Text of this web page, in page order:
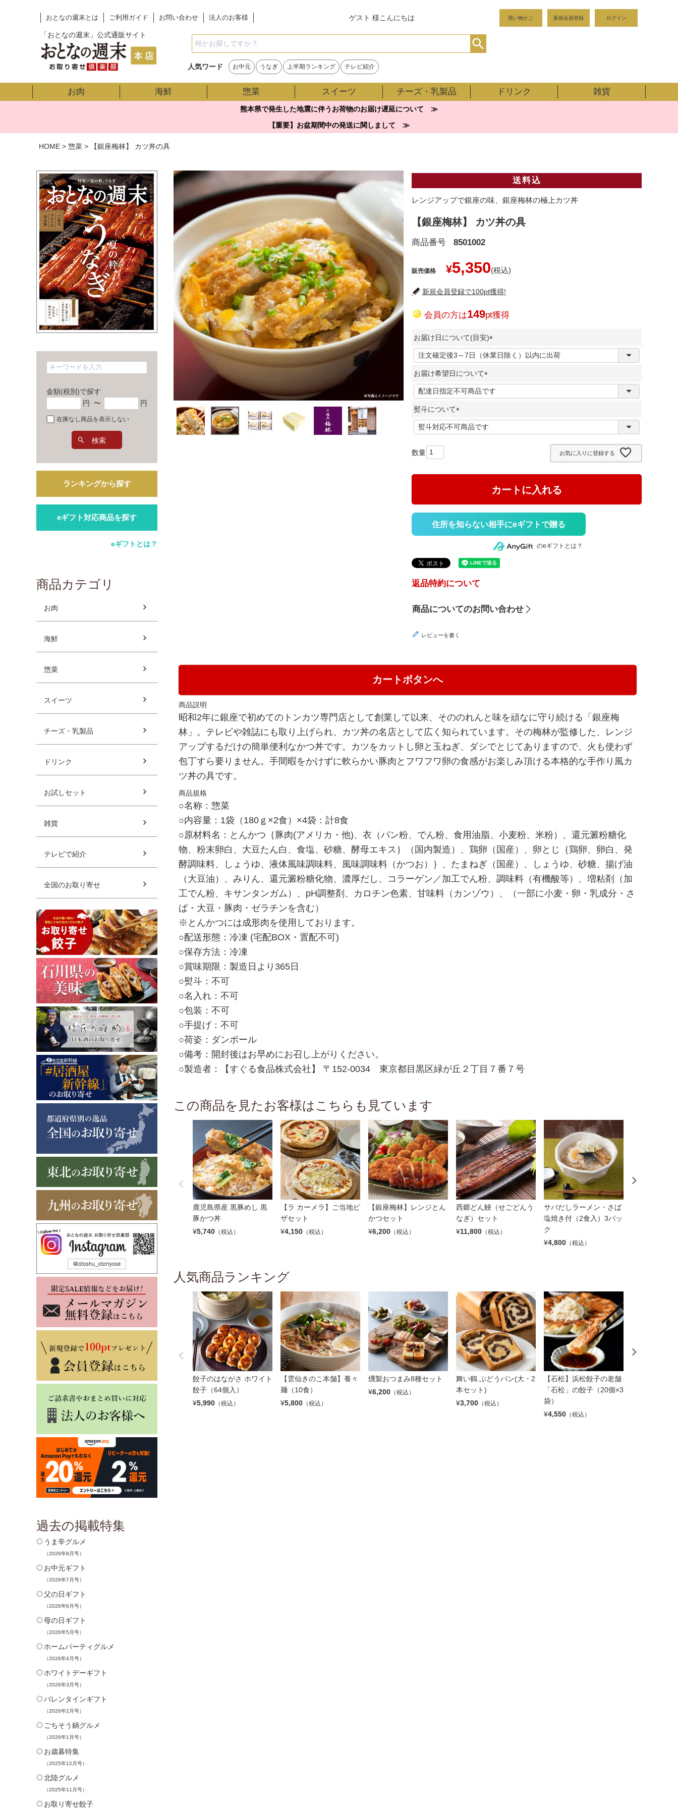
おとなの週末とは ご利用ガイド お問い合わせ 法人のお客様 ゲスト 様こんにちは
「おとなの週末」公式通販サイト
買い物かご 新規会員登録 ログイン
検索
人気ワード お中元 うなぎ 上半期ランキング テレビ紹介
お肉 海鮮 惣菜 スイーツ チーズ・乳製品 ドリンク 雑貨
熊本県で発生した地震に伴うお荷物のお届け遅延について ≫
【重要】お盆期間中の発送に関しまして ≫
HOME 惣菜 【銀座梅林】 カツ丼の具
金額(税別)で探す
円
〜 円
在庫なし商品を表示しない
検索
ランキングから探す
eギフト対応商品を探す
eギフトとは？
商品カテゴリ
お肉
海鮮
惣菜
スイーツ
チーズ・乳製品
ドリンク
お試しセット
雑貨
テレビで紹介
全国のお取り寄せ
過去の掲載特集
うま辛グルメ
（2026年8月号）
お中元ギフト
（2026年7月号）
父の日ギフト
（2026年6月号）
母の日ギフト
（2026年5月号）
ホームパーティグルメ
（2026年4月号）
ホワイトデーギフト
（2026年3月号）
バレンタインギフト
（2026年2月号）
ごちそう鍋グルメ
（2026年1月号）
お歳暮特集
（2025年12月号）
北陸グルメ
（2025年11月号）
お取り寄せ餃子
カートボタンへ
商品説明
昭和2年に銀座で初めてのトンカツ専門店として創業して以来、そののれんと味を頑なに守り続ける「銀座梅
林」。テレビや雑誌にも取り上げられ、カツ丼の名店として広く知られています。その梅林が監修した、レンジ
アップするだけの簡単便利なかつ丼です。カツをカットし卵と玉ねぎ、ダシでとじてありますので、火も使わず
包丁すら要りません。手間暇をかけずに軟らかい豚肉とフワフワ卵の食感がお楽しみ頂ける本格的な手作り風カ
ツ丼の具です。
商品規格
○名称：惣菜
○内容量：1袋（180ｇ×2食）×4袋：計8食
○原材料名：とんかつ｛豚肉(アメリカ・他)、衣（パン粉、でん粉、食用油脂、小麦粉、米粉）、還元澱粉糖化
物、粉末卵白、大豆たん白、食塩、砂糖、酵母エキス｝（国内製造）、鶏卵（国産）、卵とじ｛鶏卵、卵白、発
酵調味料、しょうゆ、液体風味調味料、風味調味料（かつお）｝、たまねぎ（国産）、しょうゆ、砂糖、揚げ油
（大豆油）、みりん、還元澱粉糖化物、濃厚だし、コラーゲン／加工でん粉、調味料（有機酸等）、増粘剤（加
工でん粉、キサンタンガム）、pH調整剤、カロチン色素、甘味料（カンゾウ）、（一部に小麦・卵・乳成分・さ
ば・大豆・豚肉・ゼラチンを含む）
※とんかつには成形肉を使用しております。
○配送形態：冷凍 (宅配BOX・置配不可)
○保存方法：冷凍
○賞味期限：製造日より365日
○熨斗：不可
○名入れ：不可
○包装：不可
○手提げ：不可
○荷姿：ダンボール
○備考：開封後はお早めにお召し上がりください。
○製造者：【すぐる食品株式会社】 〒152-0034 東京都目黒区緑が丘２丁目７番７号
送料込
レンジアップで銀座の味、銀座梅林の極上カツ丼
【銀座梅林】 カツ丼の具
商品番号 8501002
販売価格 ¥5,350
新規会員登録で100pt獲得!
会員の方は149pt獲得
お届け日について(目安)
(
必
)
お届け希望日について
(
必
)
熨斗について
(
必
お気に入りに登録する
カートに入れる
住所を知らない相手にeギフトで贈る
のeギフトとは？
返品特約について
商品についてのお問い合わせ
レビューを書く
この商品を見たお客様はこちらも見ています
鹿児島県産 黒豚めし 黒
豚かつ丼
¥5,740 （税込）
【ラ カーメラ】ご当地ピ
ザセット
¥4,150 （税込）
【銀座梅林】レンジとん
かつセット
¥6,200 （税込）
西郷どん鰻（せごどんう
なぎ）セット
¥11,800 （税込）
サバだしラーメン・さば
塩焼き付（2食入）3パッ
ク
¥4,800 （税込）
人気商品ランキング
餃子のはながさ ホワイト
餃子（64個入）
¥5,990 （税込）
【雲仙きのこ本舗】養々
麺（10食）
¥5,800 （税込）
燻製おつまみ8種セット
¥6,200 （税込）
舞い鶴 ぶどうパン(大・2
本セット)
¥3,700 （税込）
【石松】浜松餃子の老舗
「石松」の餃子（20個×3
袋）
¥4,550 （税込）